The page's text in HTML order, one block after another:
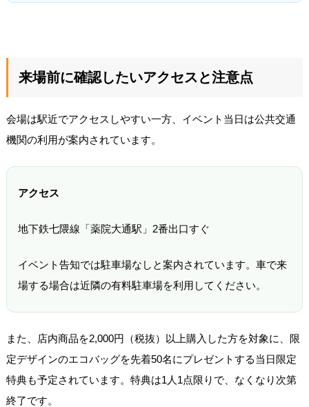
来場前に確認したいアクセスと注意点
会場は駅近でアクセスしやすい一方、イベント当日は公共交通
機関の利用が案内されています。
アクセス
地下鉄七隈線「薬院大通駅」2番出口すぐ
イベント告知では駐車場なしと案内されています。車で来
場する場合は近隣の有料駐車場を利用してください。
また、店内商品を2,000円（税抜）以上購入した方を対象に、限
定デザインのエコバッグを先着50名にプレゼントする当日限定
特典も予定されています。特典は1人1点限りで、なくなり次第
終了です。